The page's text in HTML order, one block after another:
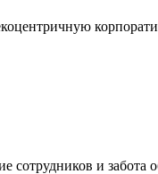
и забота